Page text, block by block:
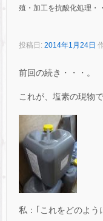
殖・加工を抗酸化処理・
投稿日: 2014年1月24日
前回の続き・・・。
これが、塩素の現物で
私：｢これをどのよう